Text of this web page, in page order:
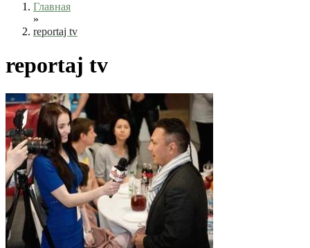
Главная
»
reportaj tv
reportaj tv